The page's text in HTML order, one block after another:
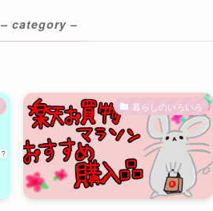
– category –
暮らしのいろいろ